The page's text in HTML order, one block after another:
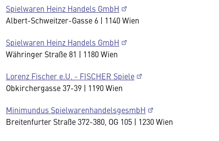
Spielwaren Heinz Handels GmbH
Albert-Schweitzer-Gasse 6 | 1140 Wien
Spielwaren Heinz Handels GmbH
Währinger Straße 81 | 1180 Wien
Lorenz Fischer e.U. - FISCHER Spiele
Obkirchergasse 37-39 | 1190 Wien
Minimundus SpielwarenhandelsgesmbH
Breitenfurter Straße 372-380, OG 105 | 1230 Wien